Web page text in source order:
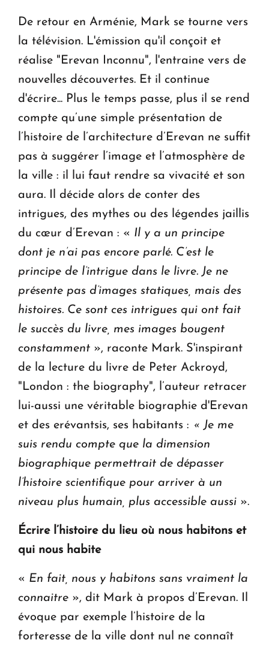
De retour en Arménie, Mark se tourne vers
la télévision. L'émission qu'il conçoit et
réalise "Erevan Inconnu", l'entraine vers de
nouvelles découvertes. Et il continue
d'écrire... Plus le temps passe, plus il se rend
compte qu’une simple présentation de
l’histoire de l’architecture d’Erevan ne suffit
pas à suggérer l’image et l’atmosphère de
la ville : il lui faut rendre sa vivacité et son
aura. Il décide alors de conter des
intrigues, des mythes ou des légendes jaillis
du cœur d’Erevan : « Il y a un principe
dont je n’ai pas encore parlé. C’est le
principe de l’intrigue dans le livre. Je ne
présente pas d’images statiques, mais des
histoires. Ce sont ces intrigues qui ont fait
le succès du livre, mes images bougent
constamment », raconte Mark. S'inspirant
de la lecture du livre de Peter Ackroyd,
"London : the biography", l’auteur retracer
lui-aussi une véritable biographie d'Erevan
et des erévantsis, ses habitants : « Je me
suis rendu compte que la dimension
biographique permettrait de dépasser
l’histoire scientifique pour arriver à un
niveau plus humain, plus accessible aussi ».
Écrire l’histoire du lieu où nous habitons et
qui nous habite
« En fait, nous y habitons sans vraiment la
connaitre », dit Mark à propos d’Erevan. Il
évoque par exemple l’histoire de la
forteresse de la ville dont nul ne connaît